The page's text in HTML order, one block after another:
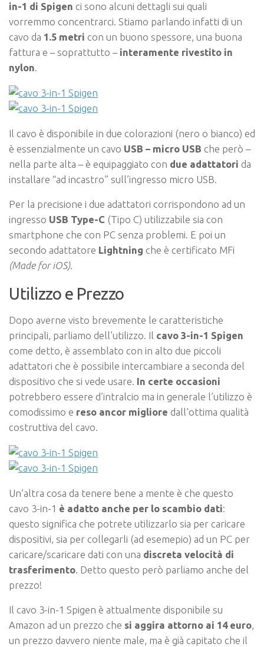
in-1 di Spigen ci sono alcuni dettagli sui quali
vorremmo concentrarci. Stiamo parlando infatti di un
cavo da 1.5 metri con un buono spessore, una buona
fattura e – soprattutto – interamente rivestito in
nylon.
Il cavo è disponibile in due colorazioni (nero o bianco) ed
è essenzialmente un cavo USB – micro USB che però –
nella parte alta – è equipaggiato con due adattatori da
installare “ad incastro” sull’ingresso micro USB.
Per la precisione i due adattatori corrispondono ad un
ingresso USB Type-C (Tipo C) utilizzabile sia con
smartphone che con PC senza problemi. E poi un
secondo adattatore Lightning che è certificato MFi
(Made for iOS).
Utilizzo e Prezzo
Dopo averne visto brevemente le caratteristiche
principali, parliamo dell’utilizzo. Il cavo 3-in-1 Spigen
come detto, è assemblato con in alto due piccoli
adattatori che è possibile intercambiare a seconda del
dispositivo che si vede usare. In certe occasioni
potrebbero essere d’intralcio ma in generale l’utilizzo è
comodissimo e reso ancor migliore dall’ottima qualità
costruttiva del cavo.
Un’altra cosa da tenere bene a mente è che questo
cavo 3-in-1 è adatto anche per lo scambio dati:
questo significa che potrete utilizzarlo sia per caricare
dispositivi, sia per collegarli (ad esemepio) ad un PC per
caricare/scaricare dati con una discreta velocità di
trasferimento . Detto questo però parliamo anche del
prezzo!
Il cavo 3-in-1 Spigen è attualmente disponibile su
Amazon ad un prezzo che si aggira attorno ai 14 euro,
un prezzo davvero niente male, ma è già capitato che il